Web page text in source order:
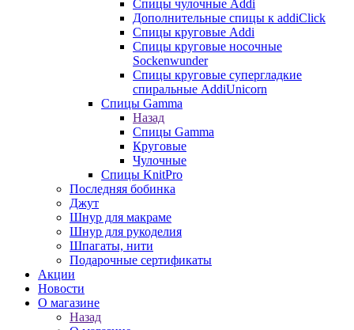
Спицы чулочные Addi
Дополнительные спицы к addiClick
Спицы круговые Addi
Спицы круговые носочные
Sockenwunder
Спицы круговые супергладкие
спиральные AddiUnicorn
Спицы Gamma
Назад
Спицы Gamma
Круговые
Чулочные
Спицы KnitPro
Последняя бобинка
Джут
Шнур для макраме
Шнур для рукоделия
Шпагаты, нити
Подарочные сертификаты
Акции
Новости
О магазине
Назад